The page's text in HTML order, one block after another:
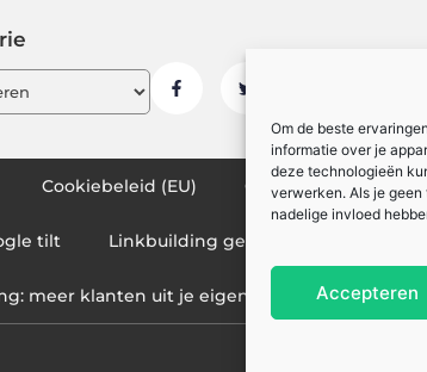
Om de beste
informatie over je
deze technologieën
verwerken. Als je
nadelige invloed
Accepteren
Cookiebeleid (EU) Ons team Over
tilt Linkbuilding geld verdienen: hoe jij
meer klanten uit je eigen regio